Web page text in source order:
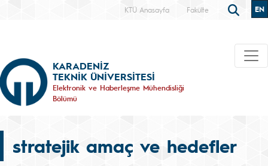
KTÜ Anasayfa Fakülte EN
KARADENİZ
TEKNİK ÜNİVERSİTESİ
Elektronik ve Haberleşme Mühendisliği
Bölümü
stratejik amaç ve hedefler